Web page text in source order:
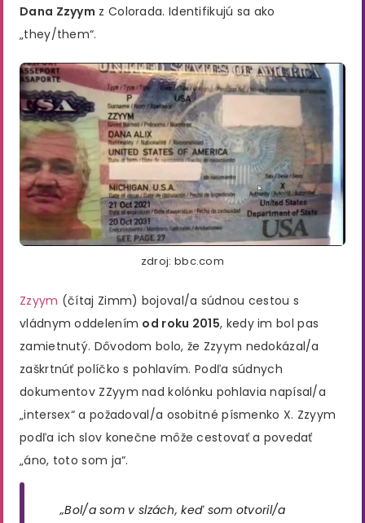
Dana Zzyym z Colorada. Identifikujú sa ako
„they/them“.
zdroj: bbc.com
Zzyym (čítaj Zimm) bojoval/a súdnou cestou s
vládnym oddelením od roku 2015, kedy im bol pas
zamietnutý. Dôvodom bolo, že Zzyym nedokázal/a
zaškrtnúť políčko s pohlavím. Podľa súdnych
dokumentov ZZyym nad kolónku pohlavia napísal/a
„intersex“ a požadoval/a osobitné písmenko X. Zzyym
podľa ich slov konečne môže cestovať a povedať
„áno, toto som ja“.
„Bol/a som v slzách, keď som otvoril/a